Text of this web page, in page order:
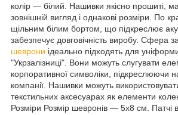
колір — білий. Нашивки якісно прошиті,
зовнішній вигляд і однакові розміри. По
щільним білим бортом, що підкреслює
забезпечує довговічність виробу. Сфера
шеврони ідеально підходять для
"Укрзалізниці". Вони можуть слугувати
корпоративної символіки, підкреслюючи
компанії. Нашивки можуть
текстильних аксесуарах як елементи
Розміри Розмір шевронів — 5х8 см. Патчі